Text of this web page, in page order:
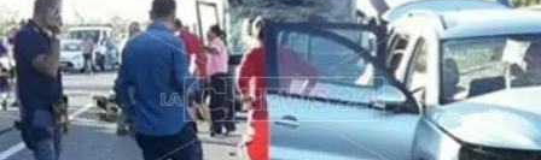
Attualità
Economia e lavoro